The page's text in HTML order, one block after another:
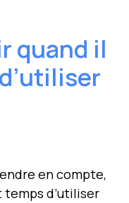
quand il
en compte,
temps d’utiliser